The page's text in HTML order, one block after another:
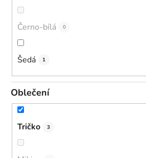
Černo-bílá 0
Šedá 1
Oblečení
Tričko 3